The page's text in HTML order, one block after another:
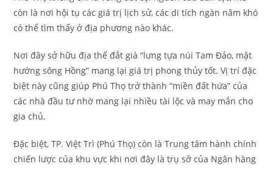
còn là nơi hội tụ các giá trị lịch sử, các di tích ngàn năm khó
có thể tìm thấy ở địa phương nào khác.
Nơi đây sở hữu địa thế đắt giá “lưng tựa núi Tam Đảo, mặt
hướng sông Hồng” mang lại giá trị phong thủy tốt. Vị trí đặc
biệt này cũng giúp Phú Thọ trở thành “miền đất hứa” của
các nhà đầu tư nhờ mang lại nhiều tài lộc và may mắn cho
gia chủ.
Đặc biệt, TP. Việt Trì (Phú Thọ) còn là Trung tâm hành chính
chiến lược của khu vực khi nơi đây là trụ sở của Ngân hàng